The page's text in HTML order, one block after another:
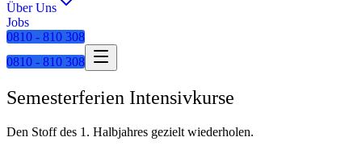
Über Uns
Jobs
0810 - 810 308
0810 - 810 308
Semesterferien Intensivkurse
Den Stoff des 1. Halbjahres gezielt wiederholen.